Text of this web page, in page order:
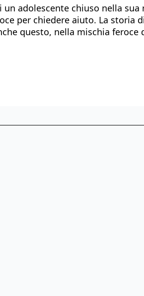
adolescente chiuso nella
per chiedere aiuto. La storia
questo, nella mischia